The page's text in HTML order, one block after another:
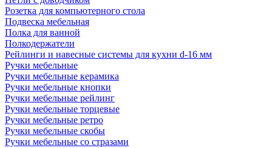
Розетка для компьютерного стола
Подвеска мебельная
Полка для ванной
Полкодержатели
Рейлинги и навесные системы для кухни d-16 мм
Ручки мебельные
Ручки мебельные керамика
Ручки мебельные кнопки
Ручки мебельные рейлинг
Ручки мебельные торцевые
Ручки мебельные ретро
Ручки мебельные скобы
Ручки мебельные со стразами